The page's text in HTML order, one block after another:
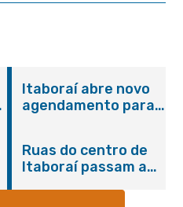
Itaboraí abre novo
agendamento para
Ruas do centro de
Itaboraí passam a